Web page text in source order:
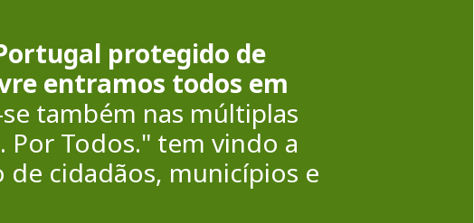
protegido de
entramos todos em
também nas múltiplas
Por Todos." tem vindo a
cidadãos, municípios e